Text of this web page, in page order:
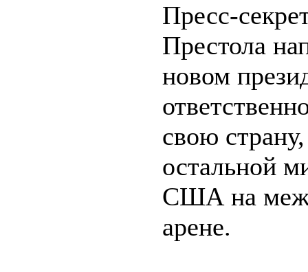
Пресс-
Престола
новом
свою
остальной
США на
арене.